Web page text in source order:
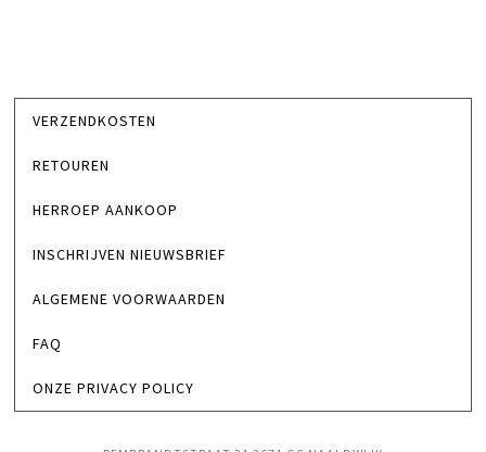
VERZENDKOSTEN
RETOUREN
HERROEP AANKOOP
INSCHRIJVEN NIEUWSBRIEF
ALGEMENE VOORWAARDEN
FAQ
ONZE PRIVACY POLICY